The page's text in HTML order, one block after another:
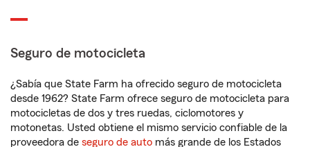
Seguro de motocicleta
¿Sabía que State Farm ha ofrecido seguro de motocicleta
desde 1962? State Farm ofrece seguro de motocicleta para
motocicletas de dos y tres ruedas, ciclomotores y
motonetas. Usted obtiene el mismo servicio confiable de la
proveedora de seguro de auto más grande de los Estados